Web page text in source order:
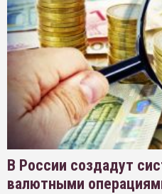
В России создадут
валютными